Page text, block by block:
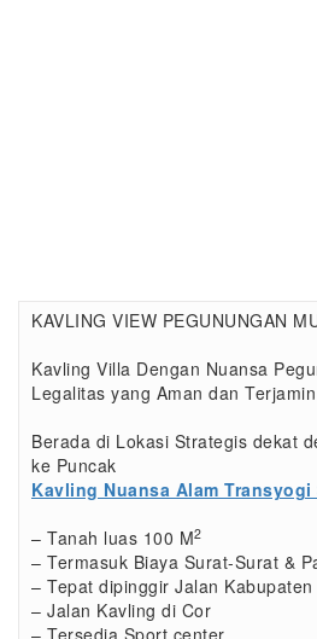
KAVLING VIEW PEGUNUNGAN
Kavling Villa Dengan Nuansa
Legalitas yang Aman dan Terjamin
Berada di Lokasi Strategis dekat
ke Puncak
Kavling Nuansa Alam Transyogi
– Tanah luas 100 M2
– Termasuk Biaya Surat-Surat &
– Tepat dipinggir Jalan Kabupaten
– Jalan Kavling di Cor
– Tersedia Sport center